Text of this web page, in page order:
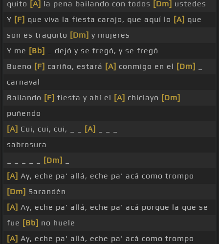
quito [A] la pena bailando con todos [Dm] ustedes
Y [F] que viva la fiesta carajo, que aquí lo [A] que
son es traguito [Dm] y mujeres
Y me [Bb]
_ dejó y se fregó, y se fregó
Bueno [F] cariño, estará [A] conmigo en el [Dm]
carnaval
Bailando [F] fiesta y ahí el [A] chiclayo [Dm]
puñendo
[A] Cui, cui, cui, _ _ [A]
sabrosura
[Dm]
[A] Ay, eche pa' allá, eche pa' acá como trompo
[Dm] Sarandén
[A] Ay, eche pa' allá, eche pa' acá porque la que se
fue [Bb] no huele
[A] Ay, eche pa' allá, eche pa' acá como trompo